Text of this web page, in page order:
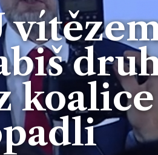
koalice